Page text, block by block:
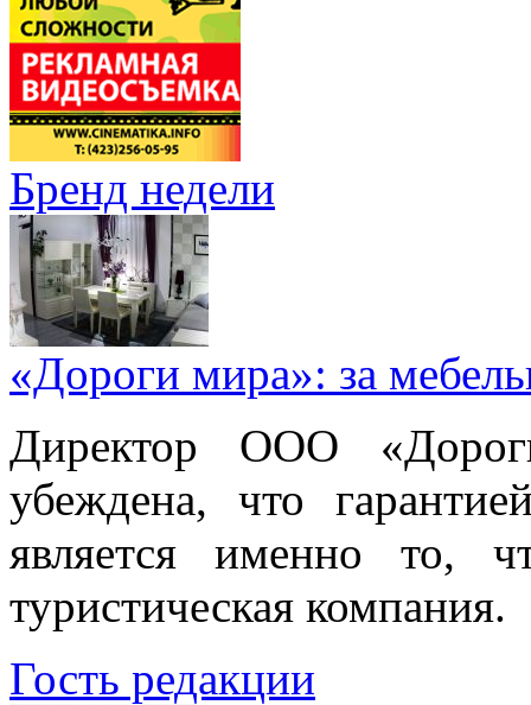
Бренд недели
«Дороги мира»: за
Директор ООО
убеждена, что
является именно то,
туристическая компания.
Гость редакции